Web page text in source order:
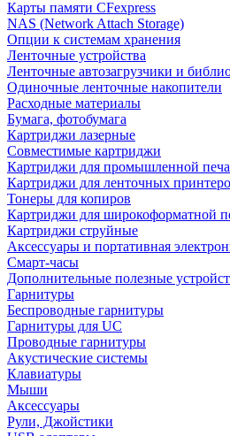
Карты памяти CFexpress
NAS (Network Attach Storage)
Опции к системам хранения
Ленточные устройства
Ленточные автозагрузчики и
Одиночные ленточные накопители
Расходные материалы
Бумага, фотобумага
Картриджи лазерные
Совместимые картриджи
Картриджи для промышленной
Картриджи для ленточных
Тонеры для копиров
Картриджи для широкоформатной
Картриджи струйные
Аксессуары и портативная
Смарт-часы
Дополнительные полезные
Гарнитуры
Беспроводные гарнитуры
Гарнитуры для UC
Проводные гарнитуры
Акустические системы
Клавиатуры
Мыши
Аксессуары
Рули, Джойстики